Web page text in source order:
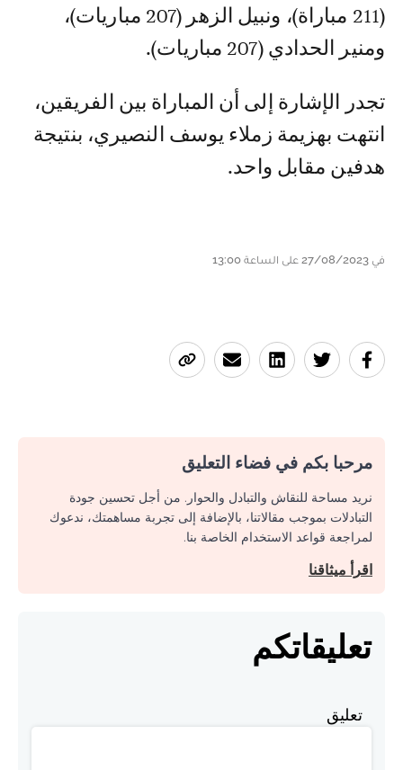
(211 مباراة)، ونبيل الزهر (207 مباريات)،
ومنير الحدادي (207 مباريات).
تجدر الإشارة إلى أن المباراة بين الفريقين،
انتهت بهزيمة زملاء يوسف النصيري، بنتيجة
هدفين مقابل واحد.
في 27/08/2023 على الساعة 13:00
مرحبا بكم في فضاء التعليق
نريد مساحة للنقاش والتبادل والحوار. من أجل تحسين جودة
التبادلات بموجب مقالاتنا، بالإضافة إلى تجربة مساهمتك، ندعوك
لمراجعة قواعد الاستخدام الخاصة بنا.
اقرأ ميثاقنا
تعليقاتكم
تعليق